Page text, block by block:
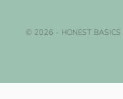
© 2026 - HONEST BASICS